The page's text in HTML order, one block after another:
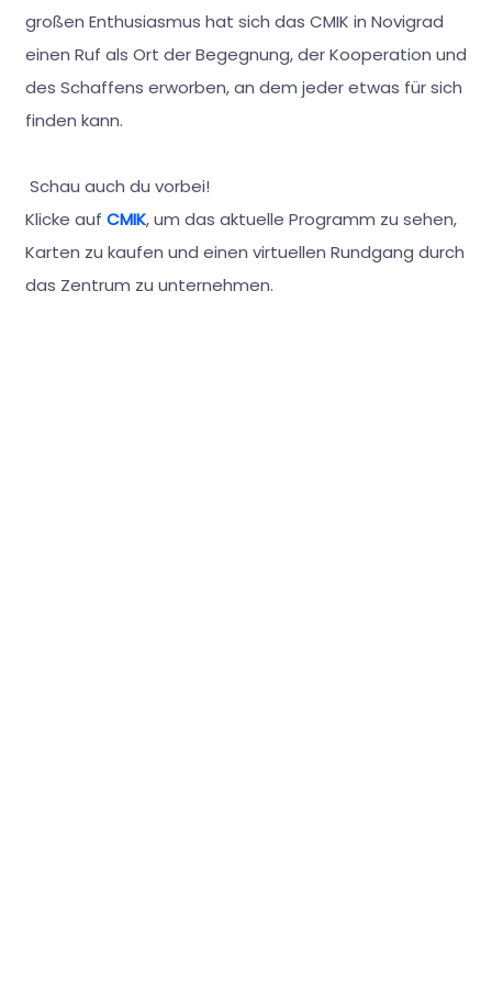
großen Enthusiasmus hat sich das CMIK in Novigrad
einen Ruf als Ort der Begegnung, der Kooperation und
des Schaffens erworben, an dem jeder etwas für sich
finden kann.
Schau auch du vorbei!
Klicke auf CMIK, um das aktuelle Programm zu sehen,
Karten zu kaufen und einen virtuellen Rundgang durch
das Zentrum zu unternehmen.